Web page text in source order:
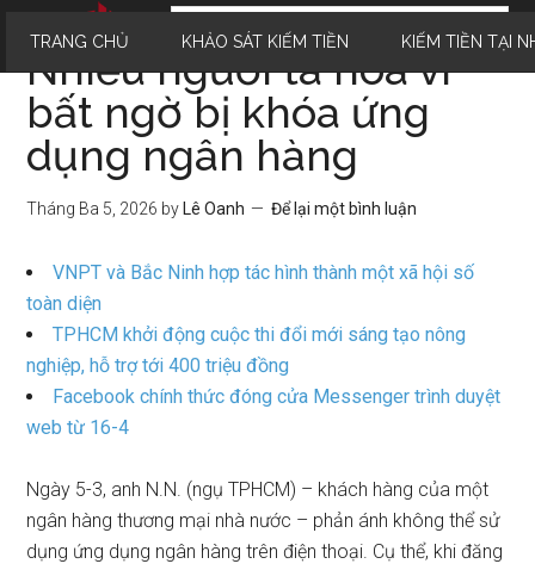
TRANG CHỦ KHẢO SÁT KIẾM TIỀN KIẾM TIỀN TẠI
Nhiều người tá hóa vì
bất ngờ bị khóa ứng
dụng ngân hàng
Tháng Ba 5, 2026 by Lê Oanh Để lại một bình luận
VNPT và Bắc Ninh hợp tác hình thành một xã hội số
toàn diện
TPHCM khởi động cuộc thi đổi mới sáng tạo nông
nghiệp, hỗ trợ tới 400 triệu đồng
Facebook chính thức đóng cửa Messenger trình duyệt
web từ 16-4
Ngày 5-3, anh N.N. (ngụ TPHCM) – khách hàng của một
ngân hàng thương mại nhà nước – phản ánh không thể sử
dụng ứng dụng ngân hàng trên điện thoại. Cụ thể, khi đăng